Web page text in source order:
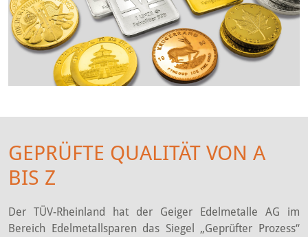
GEPRÜFTE QUALITÄT VON A
BIS Z
Der TÜV-Rheinland hat der Geiger Edelmetalle AG im
Bereich Edelmetallsparen das Siegel „Geprüfter Prozess“